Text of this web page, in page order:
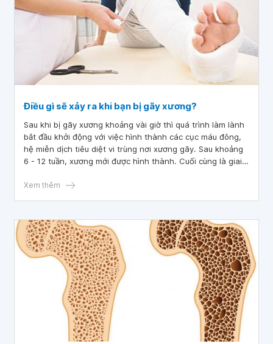
Điều gì sẽ xảy ra khi bạn bị gãy xương?
Sau khi bị gãy xương khoảng vài giờ thì quá trình làm lành
bắt đầu khởi động với việc hình thành các cục máu đông,
hệ miễn dịch tiêu diệt vi trùng nơi xương gãy. Sau khoảng
6 - 12 tuần, xương mới được hình thành. Cuối cùng là giai
hồi phục cũng khác nhau.
Xem thêm